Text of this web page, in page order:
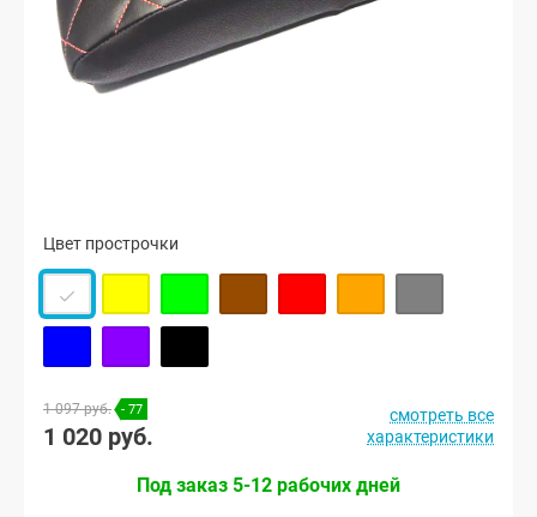
Цвет прострочки
1 097 руб. - 77
1 020 руб.
смотреть все
характеристики
Под заказ 5-12 рабочих дней